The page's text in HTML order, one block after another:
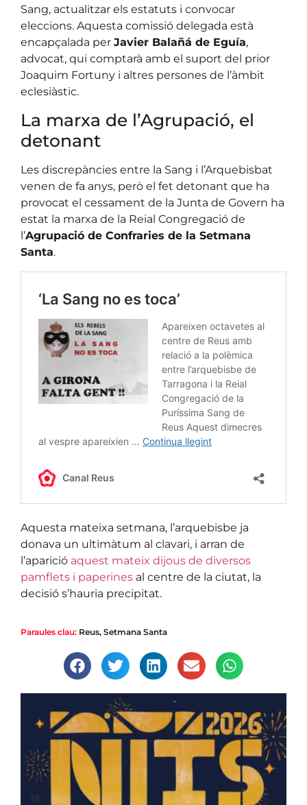
Sang, actualitzar els estatuts i convocar
eleccions. Aquesta comissió delegada està
encapçalada per Javier Balañá de Eguía,
advocat, qui comptarà amb el suport del prior
Joaquim Fortuny i altres persones de l’àmbit
eclesiàstic.
La marxa de l’Agrupació, el
detonant
Les discrepàncies entre la Sang i l’Arquebisbat
venen de fa anys, però el fet detonant que ha
provocat el cessament de la Junta de Govern ha
estat la marxa de la Reial Congregació de
l’Agrupació de Confraries de la Setmana
Santa.
Aquesta mateixa setmana, l’arquebisbe ja
donava un ultimàtum al clavari, i arran de
l’aparició aquest mateix dijous de diversos
pamflets i paperines al centre de la ciutat, la
decisió s’hauria precipitat.
Paraules clau: Reus, Setmana Santa